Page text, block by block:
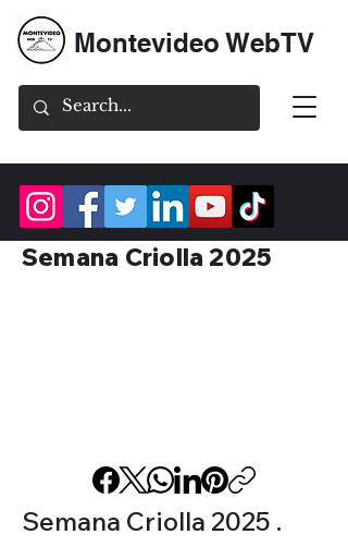
Montevideo WebTV
Semana Criolla 2025
Semana Criolla 2025 .